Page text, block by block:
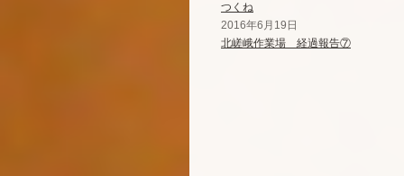
つくね
2016年6月19日
北嵯峨作業場 経過報告⑦